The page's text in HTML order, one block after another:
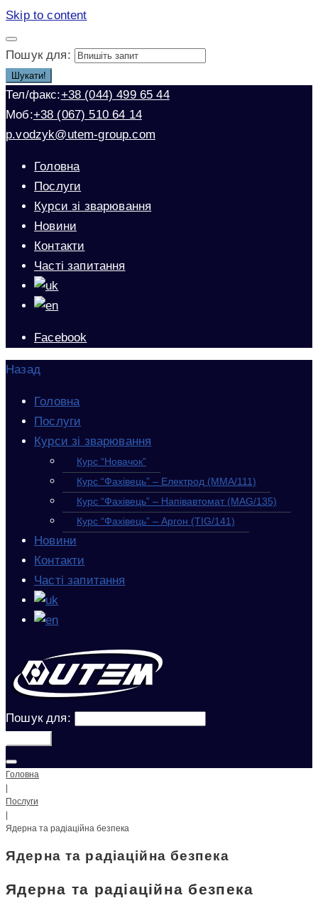
Skip to content
Пошук для:
Шукати!
Тел/факс:+38 (044) 499 65 44
Моб:+38 (067) 510 64 14
p.vodzyk@utem-group.com
Головна
Послуги
Курси зі зварювання
Новини
Контакти
Часті запитання
Facebook
Назад
Головна
Послуги
Курси зі зварювання
Курс “Новачок”
Курс “Фахівець” – Електрод (MMA/111)
Курс “Фахівець” – Напівавтомат (MAG/135)
Курс “Фахівець” – Аргон (TIG/141)
Новини
Контакти
Часті запитання
Пошук для:
Головна
Послуги
Ядерна та радіаційна безпека
Ядерна та радіаційна безпека
Ядерна та радіаційна безпека